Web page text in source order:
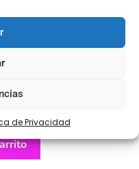
de Privacidad